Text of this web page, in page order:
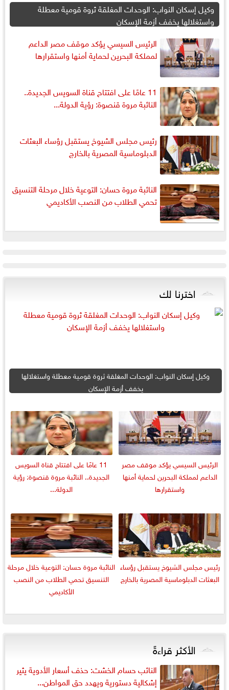
وكيل إسكان النواب: الوحدات المغلقة ثروة قومية معطلة
واستغلالها يخفف أزمة الإسكان
الرئيس السيسي يؤكد موقف مصر الداعم
لمملكة البحرين لحماية أمنها واستقرارها
11 عامًا على افتتاح قناة السويس الجديدة..
النائبة مروة قنصوة: رؤية الدولة...
رئيس مجلس الشيوخ يستقبل رؤساء البعثات
الدبلوماسية المصرية بالخارج
النائبة مروة حسان: التوعية خلال مرحلة التنسيق
تحمي الطلاب من النصب الأكاديمي
اخترنا لك
وكيل إسكان النواب: الوحدات المغلقة ثروة قومية معطلة واستغلالها
يخفف أزمة الإسكان
الرئيس السيسي يؤكد موقف مصر
الداعم لمملكة البحرين لحماية أمنها
واستقرارها
11 عامًا على افتتاح قناة السويس
الجديدة.. النائبة مروة قنصوة: رؤية
الدولة...
رئيس مجلس الشيوخ يستقبل رؤساء
البعثات الدبلوماسية المصرية بالخارج
النائبة مروة حسان: التوعية خلال مرحلة
التنسيق تحمي الطلاب من النصب
الأكاديمي
الأكثر قراءةً
النائب حسام الخشت: حذف أسعار الأدوية يثير
إشكالية دستورية ويهدد حق المواطن...